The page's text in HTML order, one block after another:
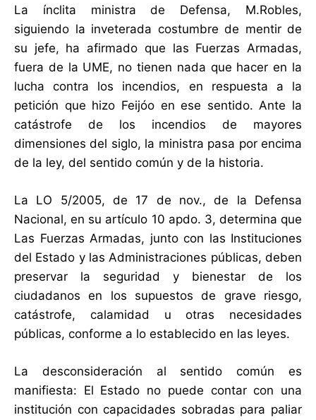
La ínclita ministra de Defensa, M.Robles,
siguiendo la inveterada costumbre de mentir de
su jefe, ha afirmado que las Fuerzas Armadas,
fuera de la UME, no tienen nada que hacer en la
lucha contra los incendios, en respuesta a la
petición que hizo Feijóo en ese sentido. Ante la
catástrofe de los incendios de mayores
dimensiones del siglo, la ministra pasa por encima
de la ley, del sentido común y de la historia.
La LO 5/2005, de 17 de nov., de la Defensa
Nacional, en su artículo 10 apdo. 3, determina que
Las Fuerzas Armadas, junto con las Instituciones
del Estado y las Administraciones públicas, deben
preservar la seguridad y bienestar de los
ciudadanos en los supuestos de grave riesgo,
catástrofe, calamidad u otras necesidades
públicas, conforme a lo establecido en las leyes.
La desconsideración al sentido común es
manifiesta: El Estado no puede contar con una
institución con capacidades sobradas para paliar